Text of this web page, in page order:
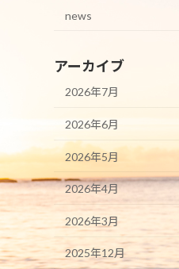
news
アーカイブ
2026年7月
2026年6月
2026年5月
2026年4月
2026年3月
2025年12月